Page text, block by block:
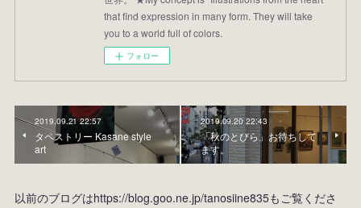
that find expression in many form. They will take
you to a world full of colors.
フォロー
2019.09.21 22:57
タペストリー Kasane style
art
2019.09.20 22:43
「秋のとびら」お待ちして
ます。
以前のブログはhttps://blog.goo.ne.jp/tanosiine835もご覧くださ